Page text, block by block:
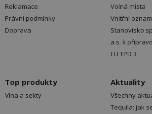
Reklamace
Právní podmínky
Doprava
Volná místa
Vnitřní
Stanovisko
a.s. k
EU TPD 3
Top produkty
Vína a sekty
Aktuality
Všechny
Tequila: jak